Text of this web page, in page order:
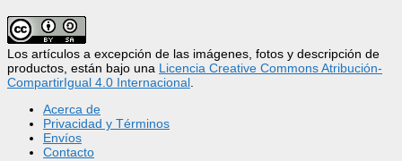
Los artículos a excepción de las imágenes, fotos y descripción de
productos, están bajo una Licencia Creative Commons Atribución-
CompartirIgual 4.0 Internacional.
Acerca de
Privacidad y Términos
Envíos
Contacto